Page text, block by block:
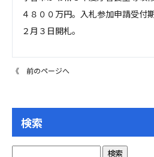
４８００万円。入札参加申請受付
２月３日開札。
《 前のページへ
検索